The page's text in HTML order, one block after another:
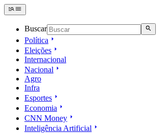
Buscar
Política
Eleições
Internacional
Nacional
Agro
Infra
Esportes
Economia
CNN Money
Inteligência Artificial